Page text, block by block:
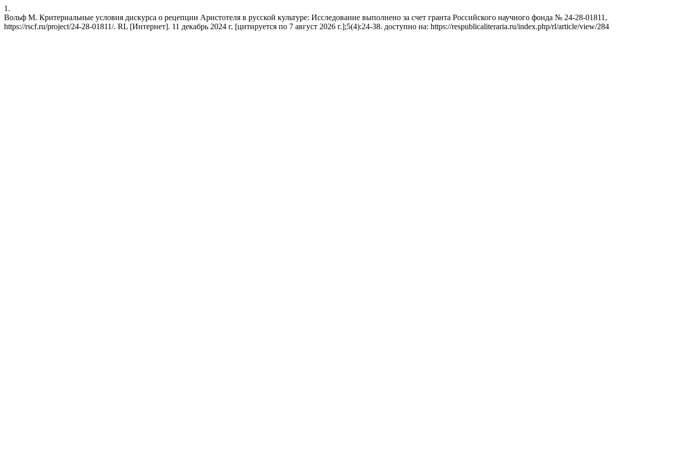
1.
Вольф M. Критериальные условия дискурса о рецепции Аристотеля в русской культуре: Исследование выполнено за счет гранта Российского научного фонда № 24-28-01811,
https://rscf.ru/project/24-28-01811/. RL [Интернет]. 11 декабрь 2024 г. [цитируется по 7 август 2026 г.];5(4):24-38. доступно на: https://respublicaliteraria.ru/index.php/rl/article/view/284